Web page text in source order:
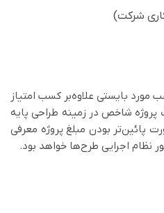
شرکت)
بایستی علاوه‌بر کسب امتیاز
پروژه شاخص در زمینه طراحی پایه
پائین‌تر بودن مبلغ پروژه معرفی
اجرایی طرح‌ها خواهد بود.